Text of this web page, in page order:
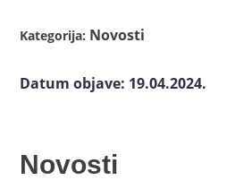
Kategorija: Novosti
Datum objave: 19.04.2024.
Novosti